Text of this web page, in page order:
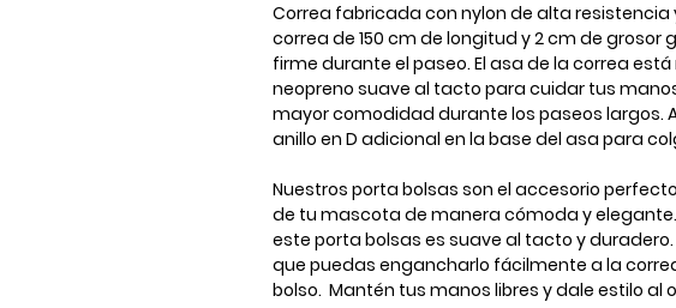
Correa fabricada con nylon de alta resistencia
correa de 150 cm de longitud y 2 cm de grosor
firme durante el paseo. El asa de la correa
neopreno suave al tacto para cuidar tus
mayor comodidad durante los paseos largos.
anillo en D adicional en la base del asa para
Nuestros porta bolsas son el accesorio
de tu mascota de manera cómoda y elegante.
este porta bolsas es suave al tacto y
que puedas engancharlo fácilmente a la
bolso. Mantén tus manos libres y dale estilo